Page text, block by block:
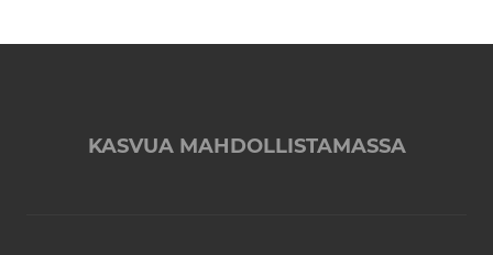
KASVUA MAHDOLLISTAMASSA